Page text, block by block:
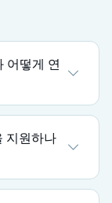
어떻게 연
지원하나